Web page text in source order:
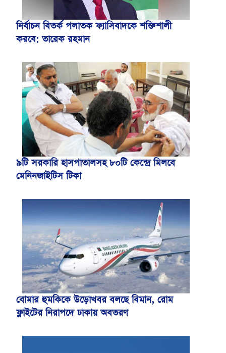
নির্বাচন বিতর্ক পলাতক ফ্যাসিবাদকে শক্তিশালী
করবে: তারেক রহমান
৯টি সরকারি হাসপাতালসহ ৮০টি কেন্দ্রে মিলবে
মেনিনজাইটিস টিকা
বোমার হুমকিকে উড়োখবর বলছে বিমান, রোম
ফ্লাইটের নিরাপদে ঢাকায় অবতরণ